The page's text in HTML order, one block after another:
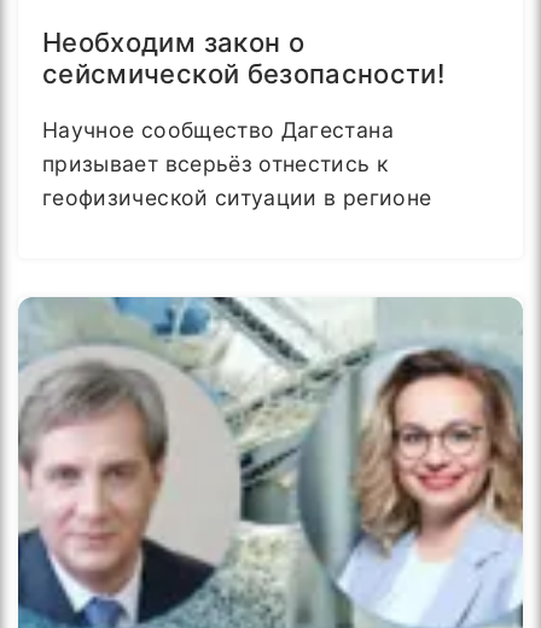
Необходим закон о
сейсмической безопасности!
Научное сообщество Дагестана
призывает всерьёз отнестись к
геофизической ситуации в регионе